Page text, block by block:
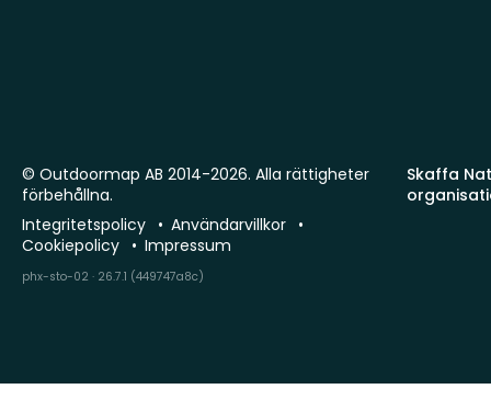
Skaffa
© Outdoormap AB 2014-2026. Alla rättigheter
förbehållna.
Integritetspolicy
Användarvillkor
Cookiepolicy
Impressum
phx-sto-02 · 26.7.1 (449747a8c)